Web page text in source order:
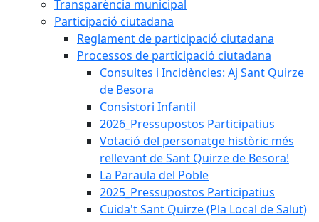
Transparència municipal
Participació ciutadana
Reglament de participació ciutadana
Processos de participació ciutadana
Consultes i Incidències: Aj Sant Quirze
de Besora
Consistori Infantil
2026_Pressupostos Participatius
Votació del personatge històric més
rellevant de Sant Quirze de Besora!
La Paraula del Poble
2025_Pressupostos Participatius
Cuida't Sant Quirze (Pla Local de Salut)